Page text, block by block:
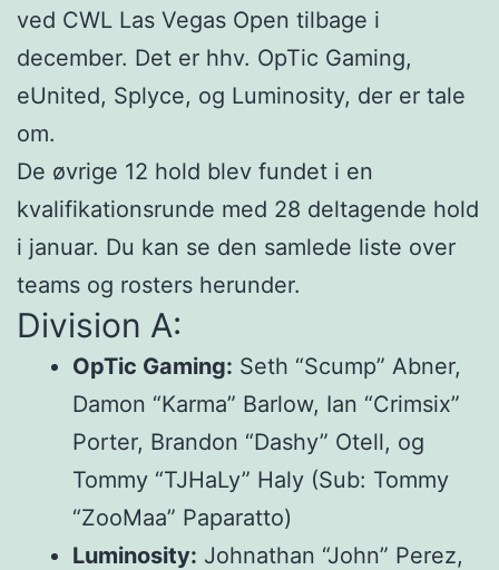
ved CWL Las Vegas Open tilbage i
december. Det er hhv. OpTic Gaming,
eUnited, Splyce, og Luminosity, der er tale
om.
De øvrige 12 hold blev fundet i en
kvalifikationsrunde med 28 deltagende hold
i januar. Du kan se den samlede liste over
teams og rosters herunder.
Division A:
OpTic Gaming: Seth “Scump” Abner,
Damon “Karma” Barlow, Ian “Crimsix”
Porter, Brandon “Dashy” Otell, og
Tommy “TJHaLy” Haly (Sub: Tommy
“ZooMaa” Paparatto)
Luminosity: Johnathan “John” Perez,